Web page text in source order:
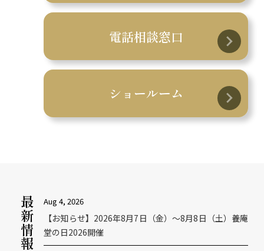
電話相談窓口
ショールーム
最新情報 Aug 4, 2026
【お知らせ】2026年8月7日（金）〜8月8日（土）養庵
堂の日2026開催